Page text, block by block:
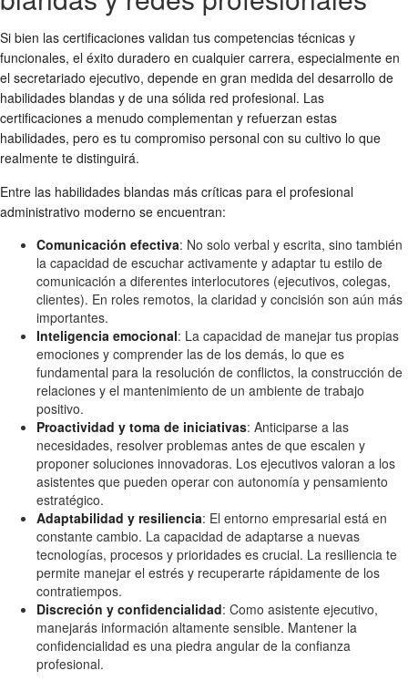
Si bien las certificaciones validan tus competencias técnicas y
funcionales, el éxito duradero en cualquier carrera, especialmente en
el secretariado ejecutivo, depende en gran medida del desarrollo de
habilidades blandas y de una sólida red profesional. Las
certificaciones a menudo complementan y refuerzan estas
habilidades, pero es tu compromiso personal con su cultivo lo que
realmente te distinguirá.
Entre las habilidades blandas más críticas para el profesional
administrativo moderno se encuentran:
Comunicación efectiva: No solo verbal y escrita, sino también
la capacidad de escuchar activamente y adaptar tu estilo de
comunicación a diferentes interlocutores (ejecutivos, colegas,
clientes). En roles remotos, la claridad y concisión son aún más
importantes.
Inteligencia emocional: La capacidad de manejar tus propias
emociones y comprender las de los demás, lo que es
fundamental para la resolución de conflictos, la construcción de
relaciones y el mantenimiento de un ambiente de trabajo
positivo.
Proactividad y toma de iniciativas: Anticiparse a las
necesidades, resolver problemas antes de que escalen y
proponer soluciones innovadoras. Los ejecutivos valoran a los
asistentes que pueden operar con autonomía y pensamiento
estratégico.
Adaptabilidad y resiliencia: El entorno empresarial está en
constante cambio. La capacidad de adaptarse a nuevas
tecnologías, procesos y prioridades es crucial. La resiliencia te
permite manejar el estrés y recuperarte rápidamente de los
contratiempos.
Discreción y confidencialidad: Como asistente ejecutivo,
manejarás información altamente sensible. Mantener la
confidencialidad es una piedra angular de la confianza
profesional.